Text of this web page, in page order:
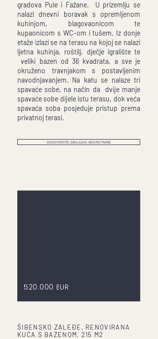
gradova Pule i Fažane. U prizemlju se
nalazi dnevni boravak s opremljenom
kuhinjom, blagovaonicom te
kupaonicom s WC-om i tušem. Iz donje
etaže izlazi se na terasu na kojoj se nalazi
ljetna kuhinja, roštilj, dječje igralište te
veliki bazen od 36 kvadrata, a sve je
okruženo travnjakom s postavljenim
navodnjavanjem. Na katu se nalaze tri
spavaće sobe, na način da dvije manje
spavaće sobe dijele istu terasu, dok veća
spavaća soba posjeduje pristup prema
privatnoj terasi.
DOGOVORITE OBILAZAK NEKRETNINE
520.000 EUR
ŠIBENSKO ZALEĐE, RENOVIRANA
KUĆA S BAZENOM, 215 M2